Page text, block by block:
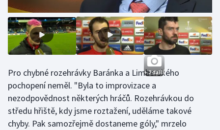
Stolní tenis
Triatlon
Veslování
Vodní slalom
Volejbal
Ostatní
+ 2 další
Pro chybné rozehrávky Baránka a Limberského
pochopení neměl. "Byla to improvizace a
nezodpovědnost některých hráčů. Rozehrávkou do
středu hřiště, kdy jsme roztažení, uděláme takové
chyby. Pak samozřejmě dostaneme góly," mrzelo